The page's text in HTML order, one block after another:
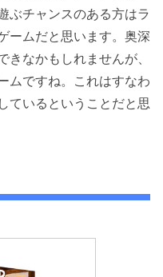
ぶチャンスのある方はラ
ームだと思います。奥深
なかもしれませんが、
ムですね。これはすなわ
ているということだと思